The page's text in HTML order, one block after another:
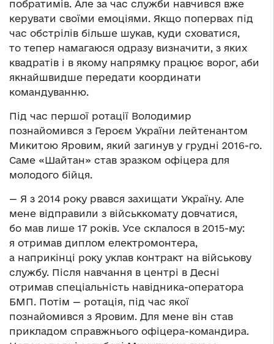
побратимів. Але за час служби навчився вже
керувати своїми емоціями. Якщо попервах під
час обстрілів більше шукав, куди сховатися,
то тепер намагаюся одразу визначити, з яких
квадратів і в якому напрямку працює ворог, аби
якнайшвидше передати координати
командуванню.
Під час першої ротації Володимир
познайомився з Героєм України лейтенантом
Микитою Яровим, який загинув у грудні 2016-го.
Саме «Шайтан» став зразком офіцера для
молодого бійця.
— Я з 2014 року рвався захищати Україну. Але
мене відправили з військкомату довчатися,
бо мав лише 17 років. Усе склалося в 2015-му:
я отримав диплом електромонтера,
а наприкінці року уклав контракт на військову
службу. Після навчання в центрі в Десні
отримав спеціальність навідника-оператора
БМП. Потім — ротація, під час якої
познайомився з Яровим. Для мене він став
прикладом справжнього офіцера-командира.